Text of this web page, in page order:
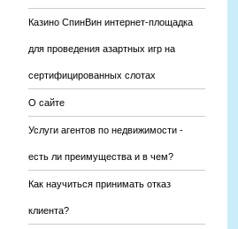
Казино СпинВин интернет-площадка
для проведения азартных игр на
сертифицированных слотах
О сайте
Услуги агентов по недвижимости -
есть ли преимущества и в чем?
Как научиться принимать отказ
клиента?